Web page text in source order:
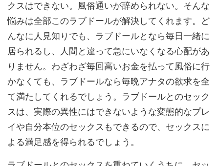
クスはできない。風俗通いが辞められない。そんな
悩みは全部このラブドールが解決してくれます。ど
んなに人見知りでも、ラブドールとなら毎日一緒に
居られるし、人間と違って急にいなくなる心配があ
りません。わざわざ毎回高いお金を払って風俗に行
かなくても、ラブドールなら毎晩アナタの欲求を全
て満たしてくれるでしょう。ラブドールとのセック
スは、実際の異性にはできないような変態的なプレ
イや自分本位のセックスもできるので、セックスに
よる満足感を得られるでしょう。